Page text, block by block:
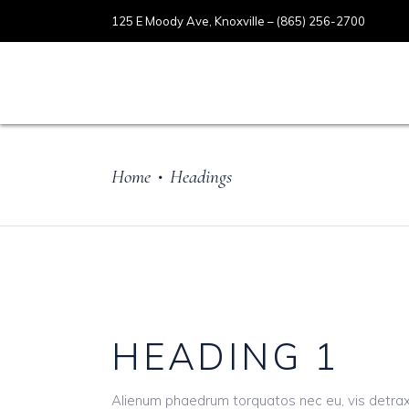
125 E Moody Ave, Knoxville – (865) 256-2700
Home • Headings
HEADING 1
Alienum phaedrum torquatos nec eu, vis